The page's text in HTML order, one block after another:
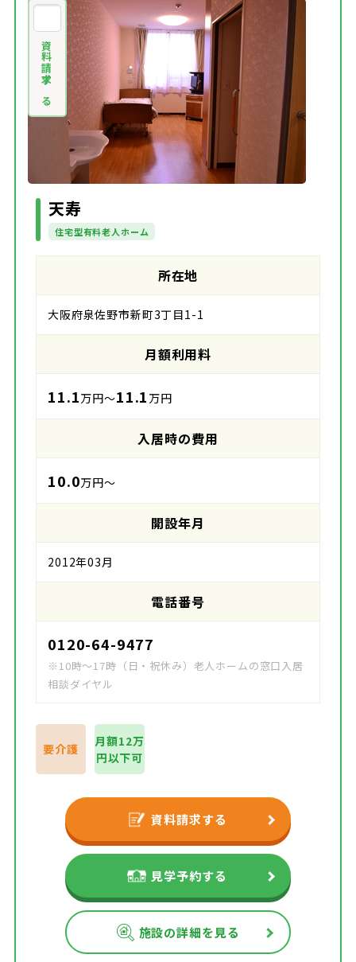
資料請求する
天寿
住宅型有料老人ホーム
所在地
大阪府泉佐野市新町3丁目1-1
月額利用料
11.1万円～11.1 万円
入居時の費用
10.0万円～
開設年月
2012年03月
電話番号
0120-64-9477
※10時～17時（日・祝休み）老人ホームの窓口入居
相談ダイヤル
要介護
月額12万
円以下可
資料請求する
見学予約する
施設の詳細を見る